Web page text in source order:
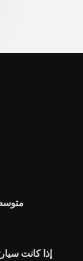
إذا كانت